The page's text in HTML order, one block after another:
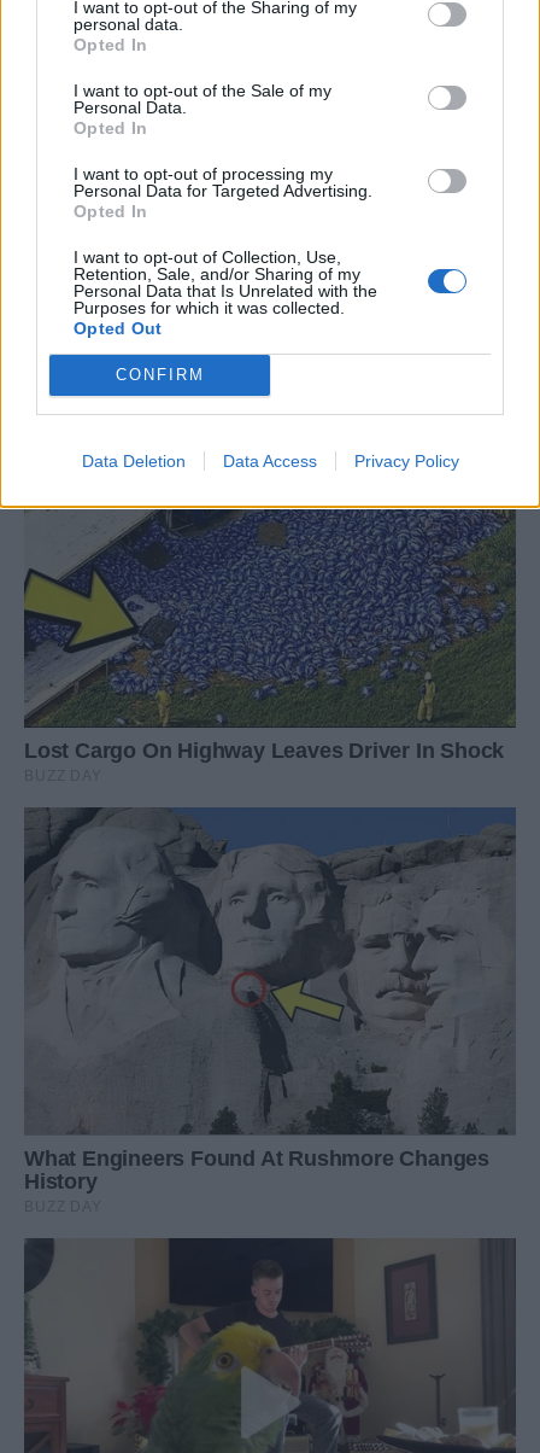
I want to opt-out of the Sharing of my
personal data.
Opted In
I want to opt-out of the Sale of my
Personal Data.
Opted In
I want to opt-out of processing my
Personal Data for Targeted Advertising.
Opted In
I want to opt-out of Collection, Use,
Retention, Sale, and/or Sharing of my
Personal Data that Is Unrelated with the
Purposes for which it was collected.
Opted Out
CONFIRM
Data Deletion Data Access Privacy Policy